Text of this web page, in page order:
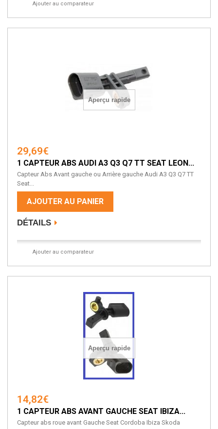
Ajouter au comparateur
Aperçu rapide
29,69€
1 CAPTEUR ABS AUDI A3 Q3 Q7 TT SEAT LEON...
Capteur Abs Avant gauche ou Arrière gauche Audi A3 Q3 Q7 TT
Seat...
AJOUTER AU PANIER
DÉTAILS
Ajouter au comparateur
Aperçu rapide
14,82€
1 CAPTEUR ABS AVANT GAUCHE SEAT IBIZA...
Capteur abs roue avant Gauche Seat Cordoba Ibiza Skoda